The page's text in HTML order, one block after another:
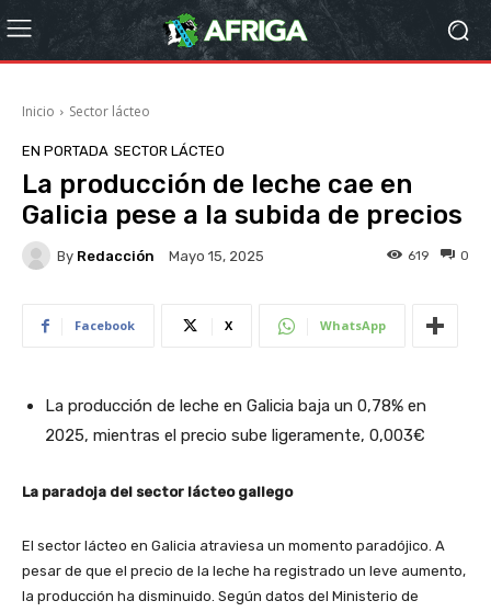
Inicio Sector lácteo
EN PORTADA SECTOR LÁCTEO
La producción de leche cae en
Galicia pese a la subida de precios
By Redacción Mayo 15, 2025 0
619
Facebook X WhatsApp
La producción de leche en Galicia baja un 0,78% en
2025, mientras el precio sube ligeramente, 0,003€
La paradoja del sector lácteo gallego
El sector lácteo en Galicia atraviesa un momento paradójico. A
pesar de que el precio de la leche ha registrado un leve aumento,
la producción ha disminuido. Según datos del Ministerio de